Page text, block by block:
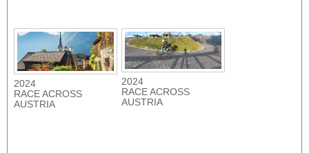
2024
RACE ACROSS
AUSTRIA
2024
RACE ACROSS
AUSTRIA